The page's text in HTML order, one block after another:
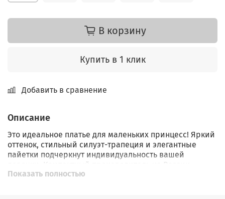
В корзину
Купить в 1 клик
Добавить в сравнение
Описание
Это идеальное платье для маленьких принцесс! Яркий
оттенок, стильный силуэт-трапеция и элегантные
пайетки подчеркнут индивидуальность вашей
девочки. Компактный производитель из России,
гарантирует качество изделия. Платьице от бренда
Показать полностью